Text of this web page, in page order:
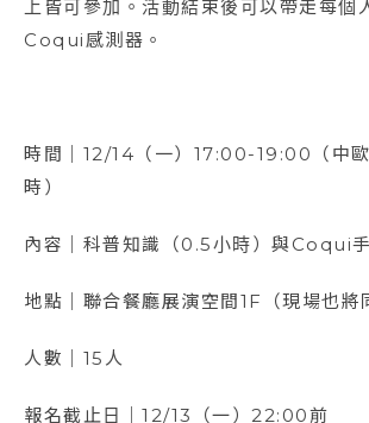
上皆可參加。活動結束後可以帶走每個
Coqui感測器。
時間｜12/14（一）17:00-19:00（中
時）
內容｜科普知識（0.5小時）與Coqui
地點｜聯合餐廳展演空間1F（現場也將
人數｜15人
報名截止日｜12/13（一）22:00前